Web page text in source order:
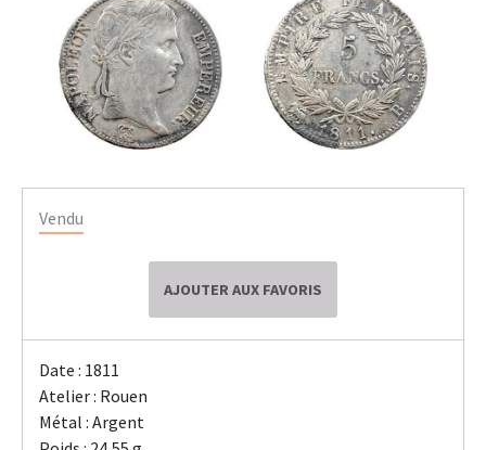
Vendu
AJOUTER AUX FAVORIS
Date : 1811
Atelier : Rouen
Métal : Argent